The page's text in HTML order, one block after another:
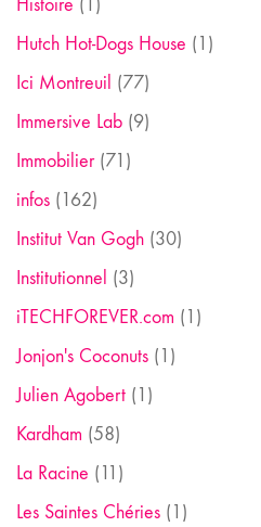
Histoire (1)
Hutch Hot-Dogs House (1)
Ici Montreuil (77)
Immersive Lab (9)
Immobilier(71)
infos (162)
Institut Van Gogh (30)
Institutionnel (3)
iTECHFOREVER.com (1)
Jonjon's Coconuts (1)
Julien Agobert (1)
Kardham (58)
La Racine (11)
Les Saintes Chéries (1)